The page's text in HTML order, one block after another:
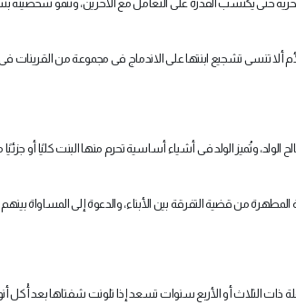
حتى يكتسب القدرة على التعامل مع الآخرين، وتنمو شخصيته
ألا تنسى تشجيع ابنتها على الاندماج فى مجموعة من القرينات
وتُميز الولد فى أشياء أساسية تحرم منها البنت كليًا أو
من قضية التفرقة بين الأبناء، والدعوة إلى المساواة بينهم
ذات الثلاث أو الأربع سنوات تسعد إذا تلونت شفتاها بعد أْكل